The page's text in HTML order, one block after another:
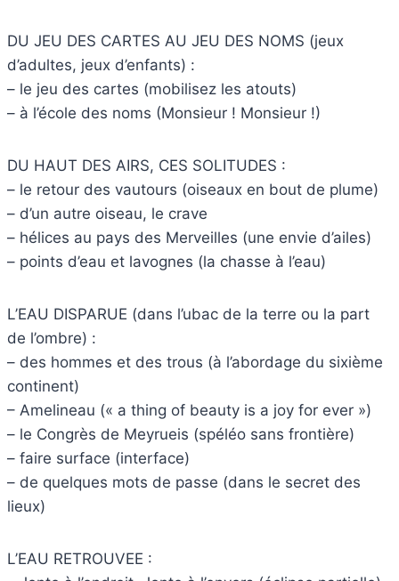
DU JEU DES CARTES AU JEU DES NOMS (jeux
d’adultes, jeux d’enfants) :
– le jeu des cartes (mobilisez les atouts)
– à l’école des noms (Monsieur ! Monsieur !)
DU HAUT DES AIRS, CES SOLITUDES :
– le retour des vautours (oiseaux en bout de plume)
– d’un autre oiseau, le crave
– hélices au pays des Merveilles (une envie d’ailes)
– points d’eau et lavognes (la chasse à l’eau)
L’EAU DISPARUE (dans l’ubac de la terre ou la part
de l’ombre) :
– des hommes et des trous (à l’abordage du sixième
continent)
– Amelineau (« a thing of beauty is a joy for ever »)
– le Congrès de Meyrueis (spéléo sans frontière)
– faire surface (interface)
– de quelques mots de passe (dans le secret des
lieux)
L’EAU RETROUVEE :